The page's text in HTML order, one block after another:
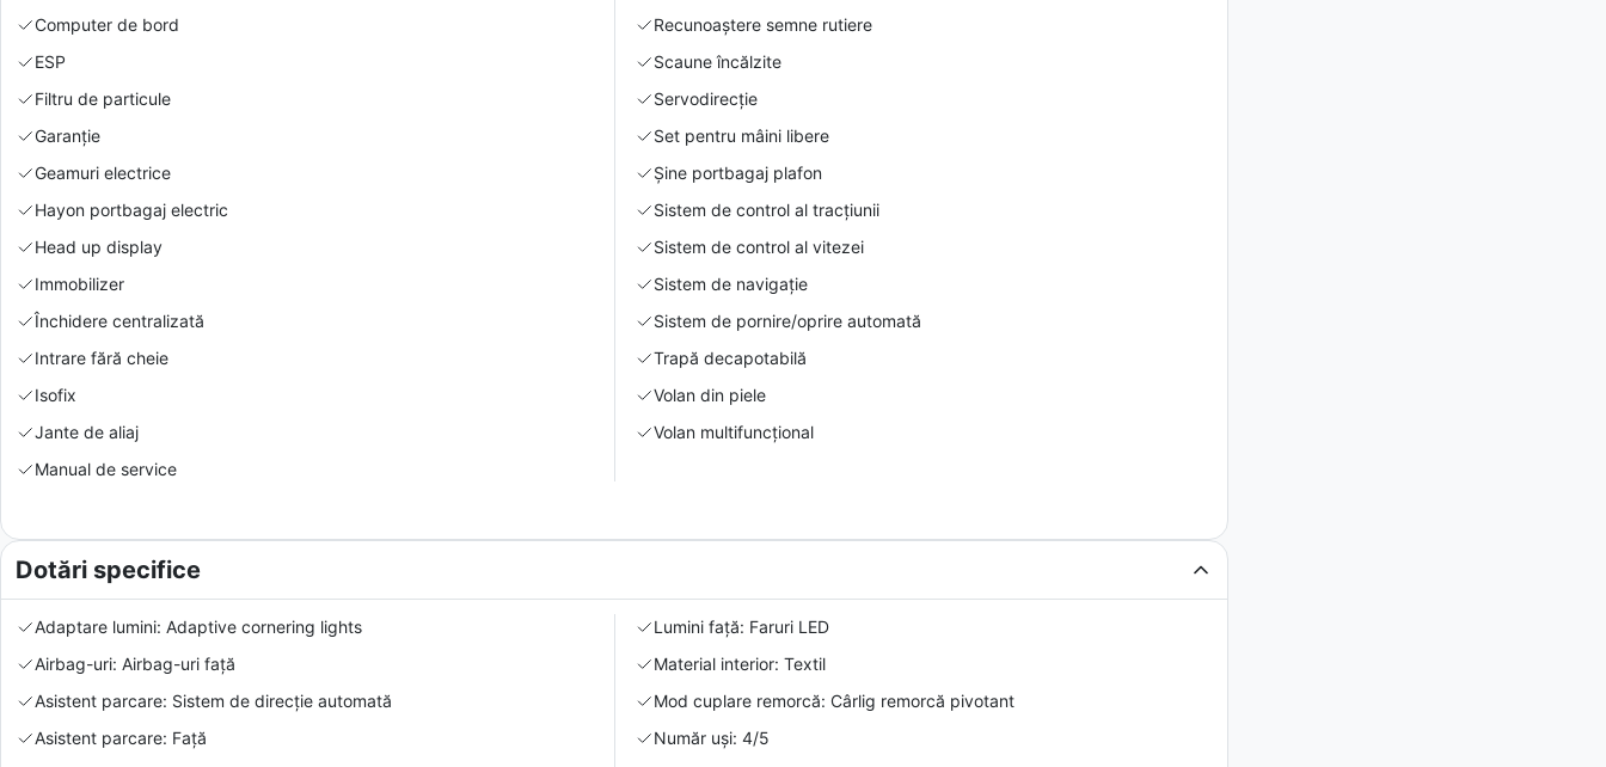
Computer de bord
ESP
Filtru de particule
Garanție
Geamuri electrice
Hayon portbagaj electric
Head up display
Immobilizer
Închidere centralizată
Intrare fără cheie
Isofix
Jante de aliaj
Manual de service
Recunoaștere semne rutiere
Scaune încălzite
Servodirecție
Set pentru mâini libere
Şine portbagaj plafon
Sistem de control al tracțiunii
Sistem de control al vitezei
Sistem de navigație
Sistem de pornire/oprire automată
Trapă decapotabilă
Volan din piele
Volan multifuncțional
Dotări specifice
Adaptare lumini: Adaptive cornering lights
Airbag-uri: Airbag-uri față
Asistent parcare: Sistem de direcție automată
Asistent parcare: Față
Lumini față: Faruri LED
Material interior: Textil
Mod cuplare remorcă: Cârlig remorcă pivotant
Număr uși: 4/5